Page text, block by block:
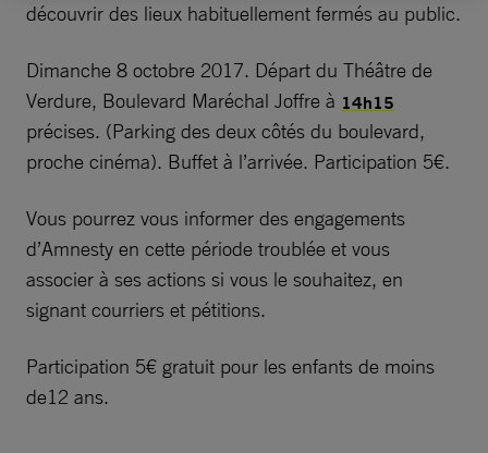
découvrir des lieux habituellement fermés au public.
Dimanche 8 octobre 2017. Départ du Théâtre de
Verdure, Boulevard Maréchal Joffre à 14h15
précises. (Parking des deux côtés du boulevard,
proche cinéma). Buffet à l’arrivée. Participation 5€.
Vous pourrez vous informer des engagements
d’Amnesty en cette période troublée et vous
associer à ses actions si vous le souhaitez, en
signant courriers et pétitions.
Participation 5€ gratuit pour les enfants de moins
de12 ans.